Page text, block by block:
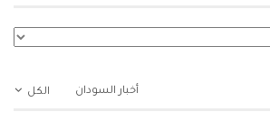
الكل أخبار السودان